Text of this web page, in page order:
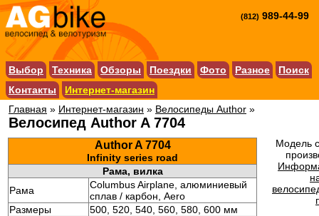
(812) 989-44-99
Выбор Техника Обзоры Поездки Фото Разное
Поиск
Контакты
Интернет-магазин
Главная » Интернет-магазин » Велосипеды Author »
Велосипед Author A 7704
Author A 7704
Infinity series road
Рама, вилка
Рама
Columbus Airplane, алюминиевый
сплав / карбон, Aero
Размеры
500, 520, 540, 560, 580, 600 мм
Модель